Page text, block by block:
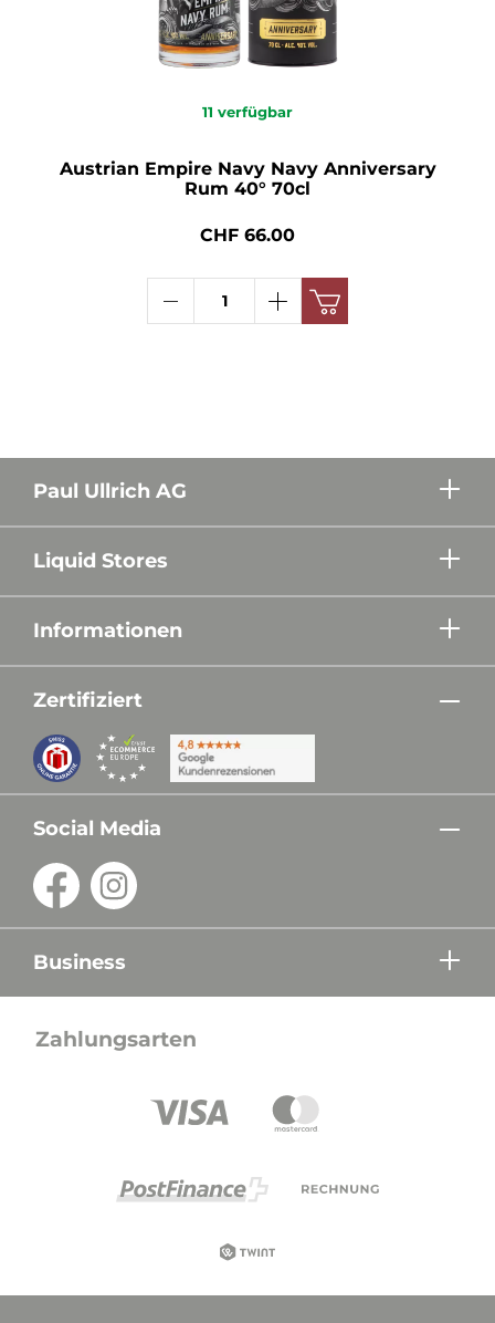
11 verfügbar
Austrian Empire Navy Navy Anniversary
Rum 40° 70cl
CHF 66.00
Paul Ullrich AG
Liquid Stores
Informationen
Zertifiziert
Social Media
Business
Zahlungsarten